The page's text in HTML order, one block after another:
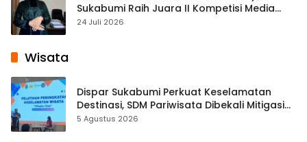
Sukabumi Raih Juara II Kompetisi Media
Pembelajaran Digital Tingkat Internasional
24 Juli 2026
Wisata
Dispar Sukabumi Perkuat Keselamatan
Destinasi, SDM Pariwisata Dibekali Mitigasi
hingga Teknik Evakuasi
5 Agustus 2026